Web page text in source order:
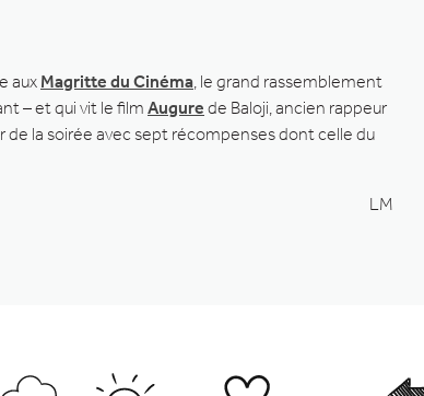
aux Magritte du Cinéma, le grand rassemblement
– et qui vit le film Augure de Baloji, ancien rappeur
de la soirée avec sept récompenses dont celle du
LM